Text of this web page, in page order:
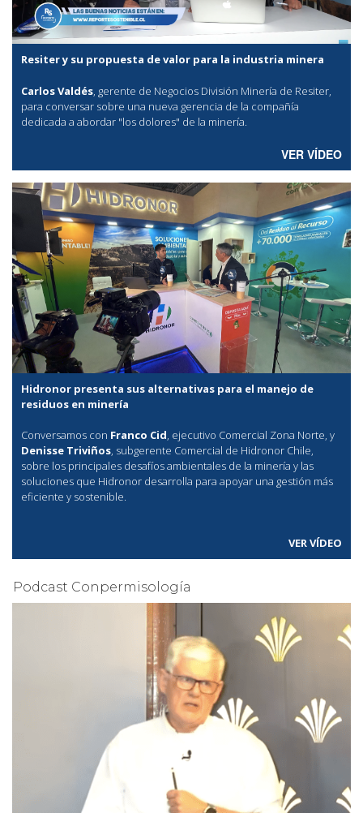
Resiter y su propuesta de valor para la industria minera
Carlos Valdés, gerente de Negocios División Minería de Resiter,
para conversar sobre una nueva gerencia de la compañía
dedicada a abordar "los dolores" de la minería.
VER VÍDEO
Hidronor presenta sus alternativas para el manejo de
residuos en minería
Conversamos con Franco Cid, ejecutivo Comercial Zona Norte, y
Denisse Triviños, subgerente Comercial de Hidronor Chile,
sobre los principales desafíos ambientales de la minería y las
soluciones que Hidronor desarrolla para apoyar una gestión más
eficiente y sostenible.
VER VÍDEO
Podcast Conpermisología